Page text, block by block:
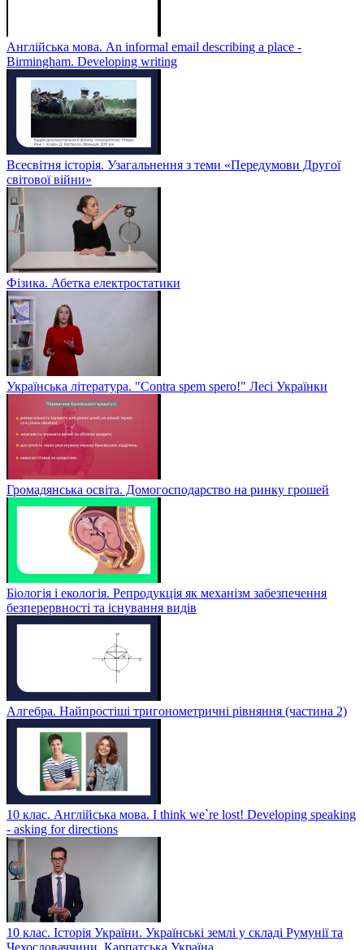
Англійська мова. An informal email describing a place -
Birmingham. Developing writing
Всесвітня історія. Узагальнення з теми «Передумови Другої
світової війни»
Фізика. Абетка електростатики
Українська література. "Contra spem spero!" Лесі Українки
Громадянська освіта. Домогосподарство на ринку грошей
Біологія і екологія. Репродукція як механізм забезпечення
безперервності та існування видів
Алгебра. Найпростіші тригонометричні рівняння (частина 2)
10 клас. Англійська мова. I think we`re lost! Developing speaking
- asking for directions
10 клас. Історія України. Українські землі у складі Румунії та
Чехословаччини. Карпатська Україна